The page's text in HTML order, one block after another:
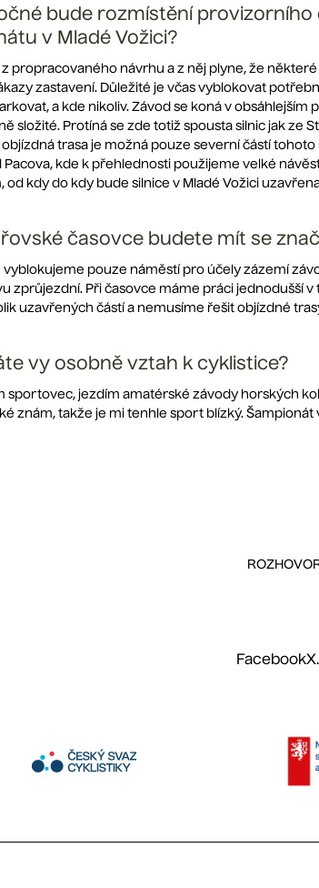
bude rozmístění
v Mladé Vožici?
propracovaného návrhu a z něj plyne, že
zastavení. Důležité je včas vyblokovat
a kde nikoliv. Závod se koná v
složité. Protíná se zde totiž spousta silnic jak ze
objízdná trasa je možná pouze severní částí
Pacova, kde k přehlednosti použijeme velké
od kdy do kdy bude silnice v Mladé Vožici
časovce budete mít se
vyblokujeme pouze náměstí pro účely zázemí
zprůjezdní. Při časovce máme práci jednodušší
uzavřených částí a nemusíme řešit objízdné
vy osobně vztah k cyklistice?
sportovec, jezdím amatérské závody horských
znám, takže je mi tenhle sport blízký.
Facebook